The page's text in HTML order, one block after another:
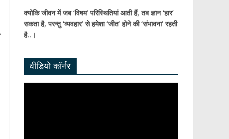
क्योकि जीवन में जब ‘विषम’ परिस्थितियां आती हैं,तब ज्ञान ‘हार’
सकता है,परन्तु ‘व्यवहार’ से हमेशा ‘जीत’ होने की ‘संभावना’ रहती
है..।
वीडियो कॉर्नर